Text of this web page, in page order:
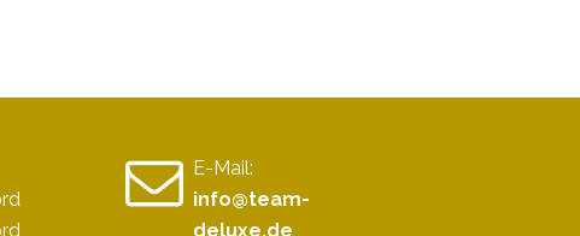
E-Mail:
info@team-
deluxe.de